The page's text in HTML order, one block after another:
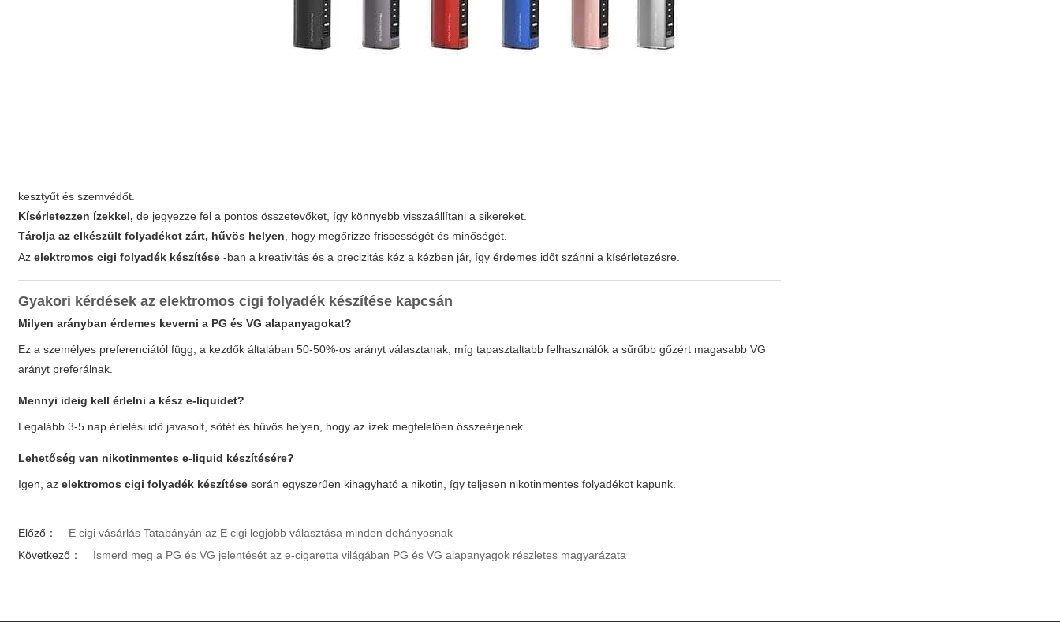
kesztyűt és szemvédőt.
Kísérletezzen ízekkel, de jegyezze fel a pontos összetevőket, így könnyebb visszaállítani a sikereket.
Tárolja az elkészült folyadékot zárt, hűvös helyen , hogy megőrizze frissességét és minőségét.
Azelektromos cigi folyadék készítése -ban a kreativitás és a precizitás kéz a kézben jár, így érdemes időt szánni a kísérletezésre.
Gyakori kérdések azelektromos cigi folyadék készítése kapcsán
Milyen arányban érdemes keverni a PG és VG alapanyagokat?
Ez a személyes preferenciától függ, a kezdők általában 50-50%-os arányt választanak, míg tapasztaltabb felhasználók a sűrűbb gőzért magasabb VG
arányt preferálnak.
Mennyi ideig kell érlelni a kész e-liquidet?
Legalább 3-5 nap érlelési idő javasolt, sötét és hűvös helyen, hogy az ízek megfelelően összeérjenek.
Lehetőség van nikotinmentes e-liquid készítésére?
Igen, azelektromos cigi folyadék készítése során egyszerűen kihagyható a nikotin, így teljesen nikotinmentes folyadékot kapunk.
Előző：
E cigi vásárlás Tatabányán az E cigi legjobb választása minden dohányosnak
Következő：
Ismerd meg a PG és VG jelentését az e-cigaretta világában PG és VG alapanyagok részletes magyarázata